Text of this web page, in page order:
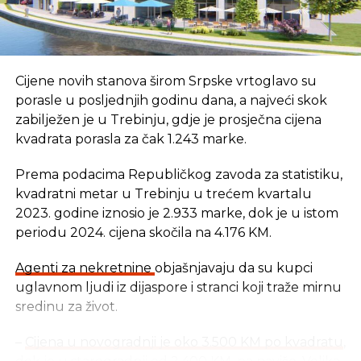
Nikola Čavić, direktor razvoja poslovanja u
Nordeusu, istakao je da kroz ovakva takmičenja
mladi ljudi mogu da stupe u kontakt sa
profesionalcima koji mogu da podijele sa njima
svoja iskustva, koja će im značiti u daljem razvoju
startapa.
Boris Vujičić, član odbora AmCham Srbije i
predsednik Trizme, dao je savet mladima da prvo
završe fakultet pa da se tek onda prepuste
preduzetništvu, kao i da nikad nije kasno da se
pokrene sopstveni posao i da je to moguće i u
poznijim godinama.
Cijene novih stanova širom Srpske vrtoglavo su
porasle u posljednjih godinu dana, a najveći skok
zabilježen je u Trebinju, gdje je prosječna cijena
kvadrata porasla za čak 1.243 marke.
Prema podacima Republičkog zavoda za statistiku,
kvadratni metar u Trebinju u trećem kvartalu
2023. godine iznosio je 2.933 marke, dok je u istom
periodu 2024. cijena skočila na 4.176 KM.
Agenti za nekretnine objašnjavaju da su kupci
uglavnom ljudi iz dijaspore i stranci koji traže mirnu
sredinu za život.